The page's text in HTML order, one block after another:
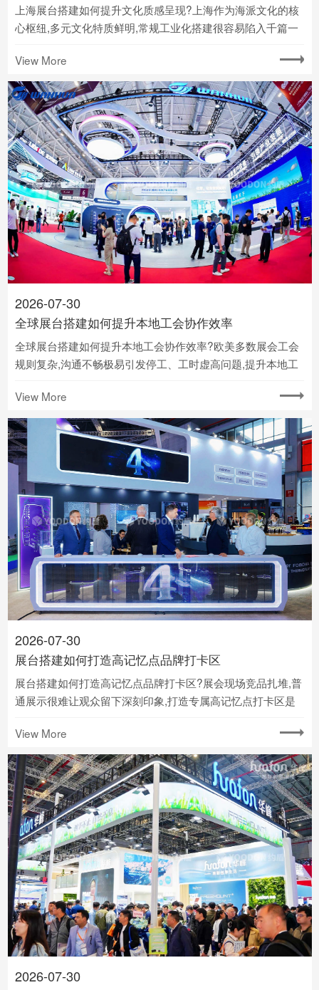
上海展台搭建如何提升文化质感呈现?上海作为海派文化的核
心枢纽,多元文化特质鲜明,常规工业化搭建很容易陷入千篇一
View More
2026-07-30
全球展台搭建如何提升本地工会协作效率
全球展台搭建如何提升本地工会协作效率?欧美多数展会工会
规则复杂,沟通不畅极易引发停工、工时虚高问题,提升本地工
View More
2026-07-30
展台搭建如何打造高记忆点品牌打卡区
展台搭建如何打造高记忆点品牌打卡区?展会现场竞品扎堆,普
通展示很难让观众留下深刻印象,打造专属高记忆点打卡区是
View More
2026-07-30